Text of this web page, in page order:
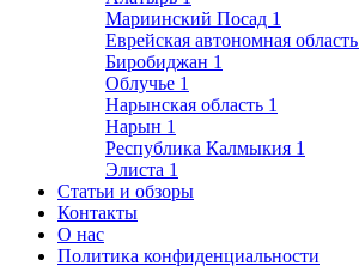
Мариинский Посад 1
Еврейская автономная область
Биробиджан 1
Облучье 1
Нарынская область 1
Нарын 1
Республика Калмыкия 1
Элиста 1
Статьи и обзоры
Контакты
О нас
Политика конфиденциальности